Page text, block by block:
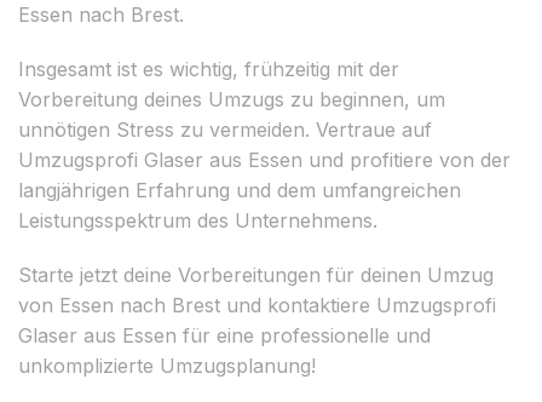
Essen nach Brest.
Insgesamt ist es wichtig, frühzeitig mit der
Vorbereitung deines Umzugs zu beginnen, um
unnötigen Stress zu vermeiden. Vertraue auf
Umzugsprofi Glaser aus Essen und profitiere von der
langjährigen Erfahrung und dem umfangreichen
Leistungsspektrum des Unternehmens.
Starte jetzt deine Vorbereitungen für deinen Umzug
von Essen nach Brest und kontaktiere Umzugsprofi
Glaser aus Essen für eine professionelle und
unkomplizierte Umzugsplanung!